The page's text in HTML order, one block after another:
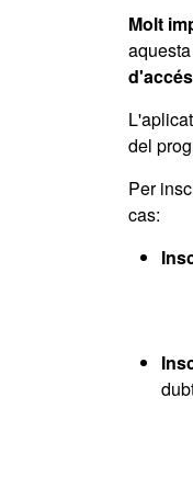
Molt
d'accés
del
Per
cas: